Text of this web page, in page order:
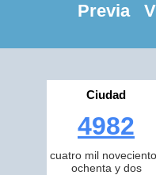
Previa
Ciudad
4982
cuatro mil
ochenta y dos